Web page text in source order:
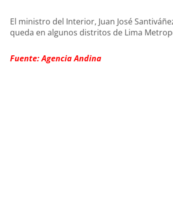
El ministro del Interior, Juan José
queda en algunos distritos de Lima
Fuente: Agencia Andina